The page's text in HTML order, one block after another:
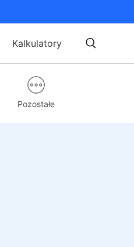
Kalkulatory
Pozostałe